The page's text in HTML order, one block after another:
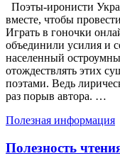
Поэты-иронисти
вместе, чтобы
Играть в гоночки
объединили усилия и
населенный
отождествлять этих
поэтами. Ведь
раз порыв автора. …
Полезная информация
Полезность